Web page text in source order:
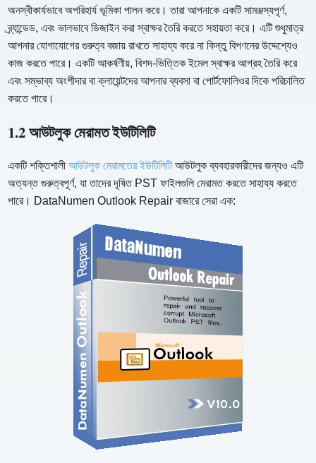
অনস্বীকার্যভাবে অপরিহার্য ভূমিকা পালন করে। তারা আপনাকে একটি সামঞ্জস্যপূর্ণ,
ব্র্যান্ডেড, এবং ভালভাবে ডিজাইন করা স্বাক্ষর তৈরি করতে সহায়তা করে। এটি শুধুমাত্র
আপনার যোগাযোগের গুরুত্ব বজায় রাখতে সাহায্য করে না কিন্তু বিপণনের উদ্দেশ্যেও
কাজ করতে পারে। একটি আকর্ষণীয়, বিশদ-ভিত্তিক ইমেল স্বাক্ষর আগ্রহ তৈরি করে
এবং সম্ভাব্য অংশীদার বা ক্লায়েন্টদের আপনার ব্যবসা বা পোর্টফোলিওর দিকে পরিচালিত
করতে পারে।
1.2 আউটলুক মেরামত ইউটিলিটি
একটি শক্তিশালীআউটলুক মেরামতের ইউটিলিটিআউটলুক ব্যবহারকারীদের জন্যও এটি
অত্যন্ত গুরুত্বপূর্ণ, যা তাদের দূষিত PST ফাইলগুলি মেরামত করতে সাহায্য করতে
পারে। DataNumen Outlook Repair বাজারে সেরা এক: